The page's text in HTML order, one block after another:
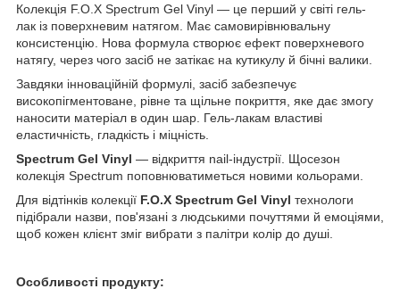
Колекція F.O.X Spectrum Gel Vinyl — це перший у світі гель-
лак із поверхневим натягом. Має самовирівнювальну
консистенцію. Нова формула створює ефект поверхневого
натягу, через чого засіб не затікає на кутикулу й бічні валики.
Завдяки інноваційній формулі, засіб забезпечує
високопігментоване, рівне та щільне покриття, яке дає змогу
наносити матеріал в один шар. Гель-лакам властиві
еластичність, гладкість і міцність.
Spectrum Gel Vinyl — відкриття nail-індустрії. Щосезон
колекція Spectrum поповнюватиметься новими кольорами.
Для відтінків колекції F.O.X Spectrum Gel Vinyl технологи
підібрали назви, пов'язані з людськими почуттями й емоціями,
щоб кожен клієнт зміг вибрати з палітри колір до душі.
Особливості продукту: